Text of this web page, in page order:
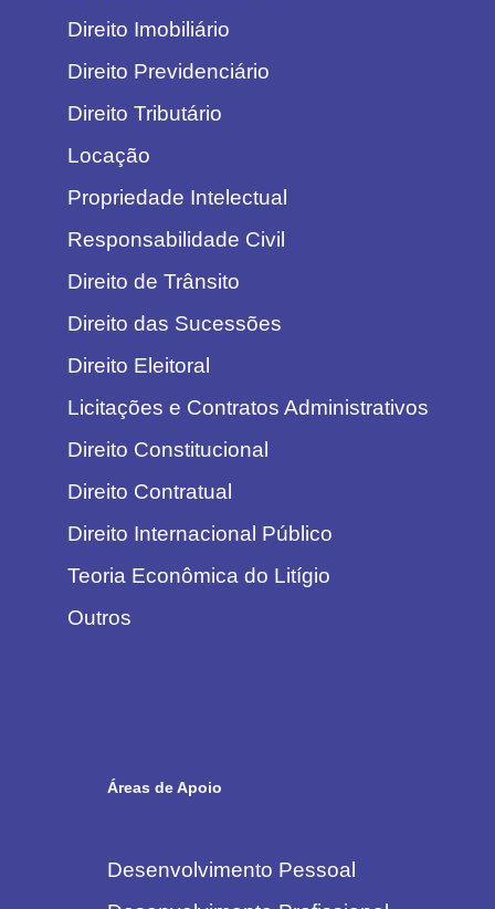
Direito Imobiliário
Direito Previdenciário
Direito Tributário
Locação
Propriedade Intelectual
Responsabilidade Civil
Direito de Trânsito
Direito das Sucessões
Direito Eleitoral
Licitações e Contratos Administrativos
Direito Constitucional
Direito Contratual
Direito Internacional Público
Teoria Econômica do Litígio
Outros
Áreas de Apoio
Desenvolvimento Pessoal